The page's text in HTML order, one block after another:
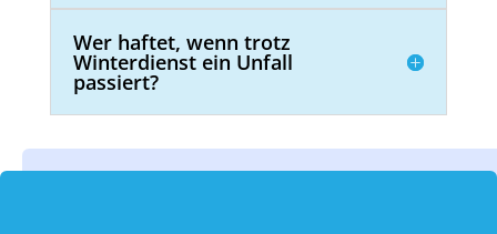
Wer haftet, wenn trotz
Winterdienst ein Unfall
passiert?